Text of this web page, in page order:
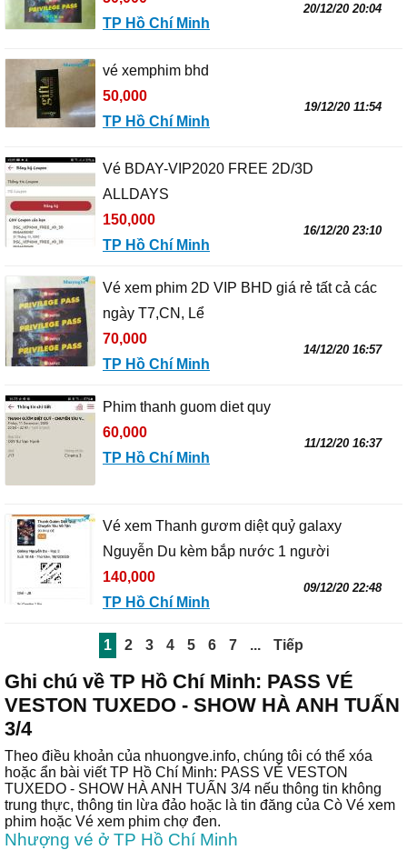
TP Hồ Chí Minh
20/12/20 20:04
vé xemphim bhd
50,000
TP Hồ Chí Minh
19/12/20 11:54
Vé BDAY-VIP2020 FREE 2D/3D
ALLDAYS
150,000
TP Hồ Chí Minh
16/12/20 23:10
Vé xem phim 2D VIP BHD giá rẻ tất cả các
ngày T7,CN, Lể
70,000
TP Hồ Chí Minh
14/12/20 16:57
Phim thanh guom diet quy
60,000
TP Hồ Chí Minh
11/12/20 16:37
Vé xem Thanh gươm diệt quỷ galaxy
Nguyễn Du kèm bắp nước 1 người
140,000
TP Hồ Chí Minh
09/12/20 22:48
1 2 3 4 5 6 7 ... Tiếp
Ghi chú về TP Hồ Chí Minh: PASS VÉ
VESTON TUXEDO - SHOW HÀ ANH TUẤN
3/4
Theo điều khoản của nhuongve.info, chúng tôi có thể xóa
hoặc ẩn bài viết TP Hồ Chí Minh: PASS VÉ VESTON
TUXEDO - SHOW HÀ ANH TUẤN 3/4 nếu thông tin không
trung thực, thông tin lừa đảo hoặc là tin đăng của Cò Vé xem
phim hoặc Vé xem phim chợ đen.
Nhượng vé ở TP Hồ Chí Minh